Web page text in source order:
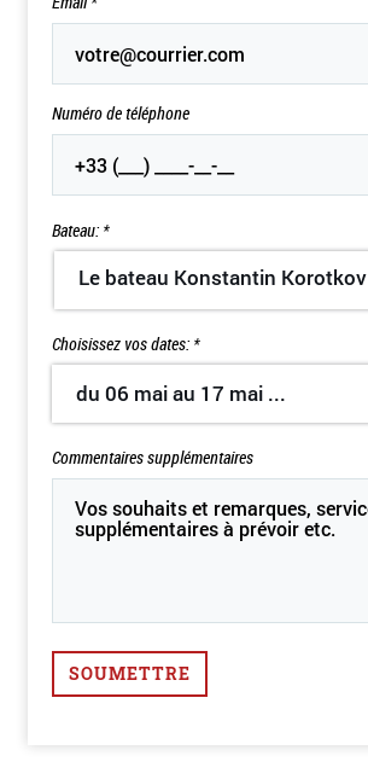
Numéro de téléphone
Bateau: *
Le bateau Konstantin Korotkov
Choisissez vos dates: *
du 06 mai au 17 mai 2021
Commentaires supplémentaires
SOUMETTRE